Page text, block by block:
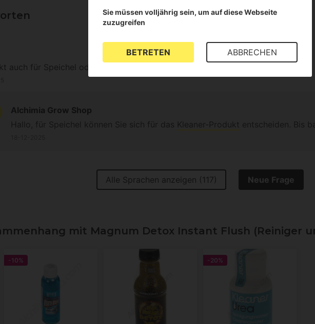
auch für Speichel oder
Alchimia Grow Shop
Hallo, für Speichel können Sie sich für das Kleaner-Produkt entscheiden. Bis
Alle Sprachen anzeigen (117) Neue Frage
mit Magnum Detox Instant Flush (Reiniger
-10% -20%
Sie müssen volljährig sein, um auf diese Webseite
zuzugreifen
BETRETEN ABBRECHEN